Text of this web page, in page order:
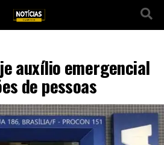
auxílio emergencial
de pessoas